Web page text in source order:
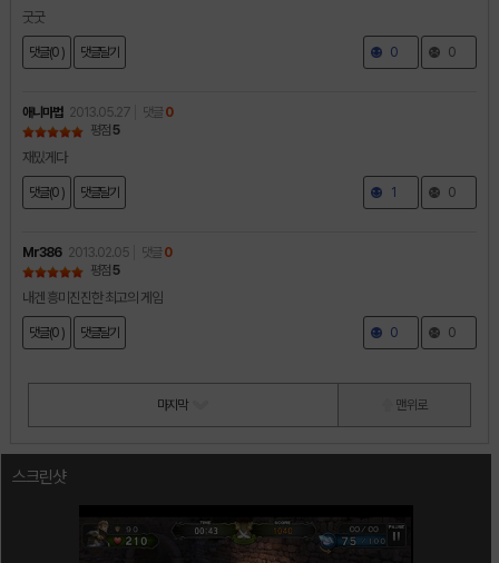
굿굿
댓글(0 ) 댓글달기 0 0
애니마법 2013.05.27 댓글 0
평점 5
재밌게다
댓글(0 ) 댓글달기 1 0
Mr386 2013.02.05 댓글 0
평점 5
내겐 흥미진진한 최고의 게임
댓글(0 ) 댓글달기 0 0
마지막 맨 위로
스크린샷